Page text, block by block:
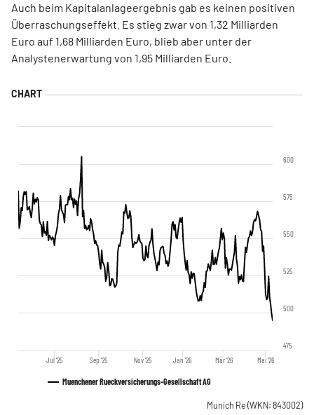
Auch beim Kapitalanlageergebnis gab es keinen positiven
Überraschungseffekt. Es stieg zwar von 1,32 Milliarden
Euro auf 1,68 Milliarden Euro, blieb aber unter der
Analystenerwartung von 1,95 Milliarden Euro.
Muenchener Rueckversicherungs-Gesellschaft AG
Jul '25 Sep '25 Nov '25 Jan '26 Mär '26 Mai '26
475
500
525
550
575
600
Munich Re (WKN: 843002)